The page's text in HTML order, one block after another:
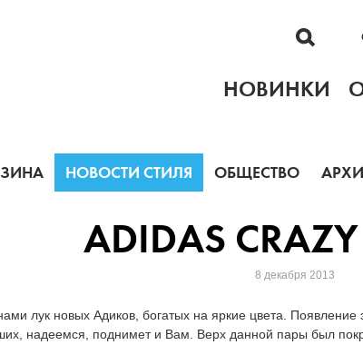
НОВИНКИ
НОВОСТИ СТИЛЯ ОБЩЕСТВО
ADIDAS
8 декабря 2013
лук новых Адиков, богатых на яркие цвета.
надеемся, поднимет и Вам. Верх данной пары был